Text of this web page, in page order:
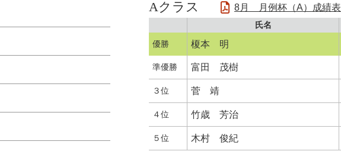
Aクラス 8月 月例杯（A）成績表
氏名
優勝
榎本 明
準優勝 富田 茂樹
３位 菅 靖
４位 竹歳 芳治
５位 木村 俊紀